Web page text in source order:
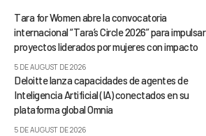
Tara for Women abre la convocatoria
internacional “Tara’s Circle 2026” para impulsar
proyectos liderados por mujeres con impacto
5 DE AUGUST DE 2026
Deloitte lanza capacidades de agentes de
Inteligencia Artificial (IA) conectados en su
plataforma global Omnia
5 DE AUGUST DE 2026